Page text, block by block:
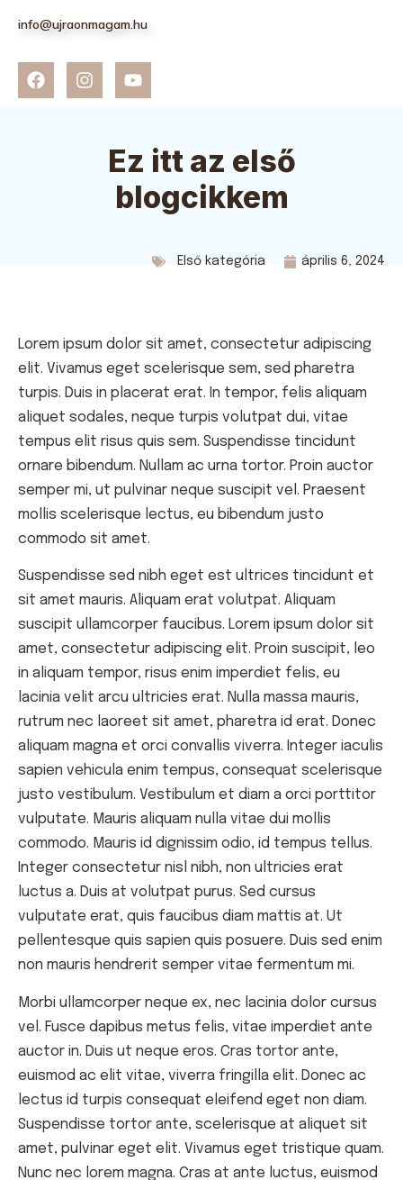
info@ujraonmagam.hu
Ez itt az első
blogcikkem
Első kategória április 6, 2024
Lorem ipsum dolor sit amet, consectetur adipiscing
elit. Vivamus eget scelerisque sem, sed pharetra
turpis. Duis in placerat erat. In tempor, felis aliquam
aliquet sodales, neque turpis volutpat dui, vitae
tempus elit risus quis sem. Suspendisse tincidunt
ornare bibendum. Nullam ac urna tortor. Proin auctor
semper mi, ut pulvinar neque suscipit vel. Praesent
mollis scelerisque lectus, eu bibendum justo
commodo sit amet.
Suspendisse sed nibh eget est ultrices tincidunt et
sit amet mauris. Aliquam erat volutpat. Aliquam
suscipit ullamcorper faucibus. Lorem ipsum dolor sit
amet, consectetur adipiscing elit. Proin suscipit, leo
in aliquam tempor, risus enim imperdiet felis, eu
lacinia velit arcu ultricies erat. Nulla massa mauris,
rutrum nec laoreet sit amet, pharetra id erat. Donec
aliquam magna et orci convallis viverra. Integer iaculis
sapien vehicula enim tempus, consequat scelerisque
justo vestibulum. Vestibulum et diam a orci porttitor
vulputate. Mauris aliquam nulla vitae dui mollis
commodo. Mauris id dignissim odio, id tempus tellus.
Integer consectetur nisl nibh, non ultricies erat
luctus a. Duis at volutpat purus. Sed cursus
vulputate erat, quis faucibus diam mattis at. Ut
pellentesque quis sapien quis posuere. Duis sed enim
non mauris hendrerit semper vitae fermentum mi.
Morbi ullamcorper neque ex, nec lacinia dolor cursus
vel. Fusce dapibus metus felis, vitae imperdiet ante
auctor in. Duis ut neque eros. Cras tortor ante,
euismod ac elit vitae, viverra fringilla elit. Donec ac
lectus id turpis consequat eleifend eget non diam.
Suspendisse tortor ante, scelerisque at aliquet sit
amet, pulvinar eget elit. Vivamus eget tristique quam.
Nunc nec lorem magna. Cras at ante luctus, euismod